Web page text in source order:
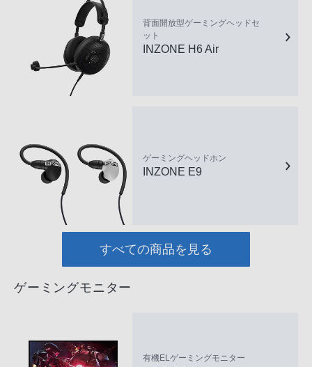
背面開放型ゲーミングヘッドセ
ット
INZONE H6 Air
ゲーミングヘッドホン
INZONE E9
すべての商品を見る
ゲーミングモニター
有機ELゲーミングモニター